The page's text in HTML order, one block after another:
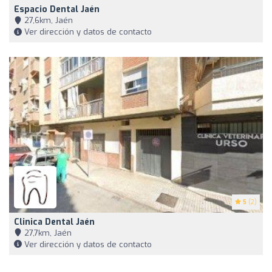
Espacio Dental Jaén
27,6km, Jaén
Ver dirección y datos de contacto
5 (2)
Clinica Dental Jaén
27,7km, Jaén
Ver dirección y datos de contacto